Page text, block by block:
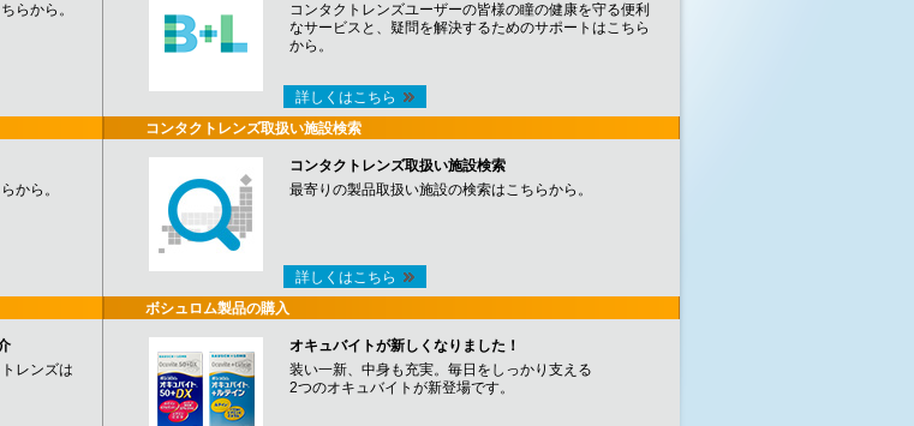
らから。
から。
レンズは
コンタクトレンズユーザーの皆様の瞳の健康を守る便利
なサービスと、疑問を解決するためのサポートはこちら
から。
詳しくはこちら
コンタクトレンズ取扱い施設検索
コンタクトレンズ取扱い施設検索
最寄りの製品取扱い施設の検索はこちらから。
詳しくはこちら
ボシュロム製品の購入
オキュバイトが新しくなりました！
装い一新、中身も充実。毎日をしっかり支える
2つのオキュバイトが新登場です。